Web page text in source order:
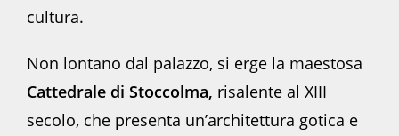
cultura.
Non lontano dal palazzo, si erge la maestosa
Cattedrale di Stoccolma, risalente al XIII
secolo, che presenta un’architettura gotica e